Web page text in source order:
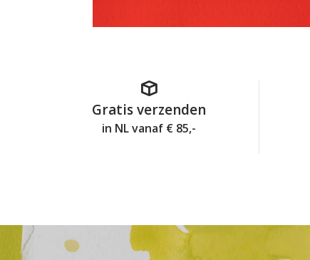
Gratis verzenden
in NL vanaf € 85,-